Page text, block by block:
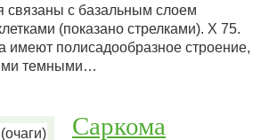
связаны с базальным слоем
(показано стрелками). X 75.
имеют полисадообразное строение,
темными…
Саркома